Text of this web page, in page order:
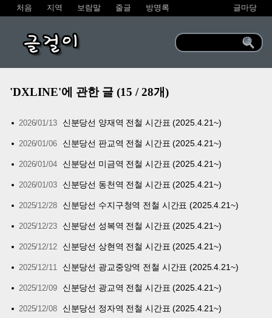
처음 지역 보람말 줄글 방명록 글마당
글걸이
'DXLINE'에 관한 글 (15 / 28개)
2026/01/13 신분당선 양재역 전철 시간표 (2025.4.21~)
2026/01/06 신분당선 판교역 전철 시간표 (2025.4.21~)
2026/01/04 신분당선 미금역 전철 시간표 (2025.4.21~)
2026/01/03 신분당선 동천역 전철 시간표 (2025.4.21~)
2025/12/28 신분당선 수지구청역 전철 시간표 (2025.4.21~)
2025/12/23 신분당선 성복역 전철 시간표 (2025.4.21~)
2025/12/12 신분당선 상현역 전철 시간표 (2025.4.21~)
2025/12/11 신분당선 광교중앙역 전철 시간표 (2025.4.21~)
2025/12/09 신분당선 광교역 전철 시간표 (2025.4.21~)
2025/12/08 신분당선 정자역 전철 시간표 (2025.4.21~)